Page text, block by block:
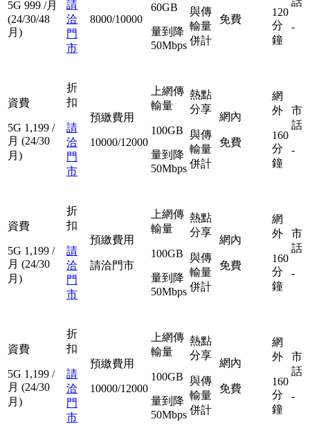
5G 999 /月
(24/30/48
月)
請
洽
門
市
8000/10000
60GB
量到降
50Mbps
與傳
輸量
併計
免費
120
分
鐘
-
資費
5G 1,199 /
月 (24/30
月)
折
扣
請
洽
門
市
預繳費用
10000/12000
上網傳
輸量
100GB
量到降
50Mbps
熱點
分享
與傳
輸量
併計
網內
免費
網
外
160
分
鐘
市
話
-
資費
5G 1,199 /
月 (24/30
月)
折
扣
請
洽
門
市
預繳費用
請洽門市
上網傳
輸量
100GB
量到降
50Mbps
熱點
分享
與傳
輸量
併計
網內
免費
網
外
160
分
鐘
市
話
-
資費
5G 1,199 /
月 (24/30
月)
折
扣
請
洽
門
市
預繳費用
10000/12000
上網傳
輸量
100GB
量到降
50Mbps
熱點
分享
與傳
輸量
併計
網內
免費
網
外
160
分
鐘
市
話
-